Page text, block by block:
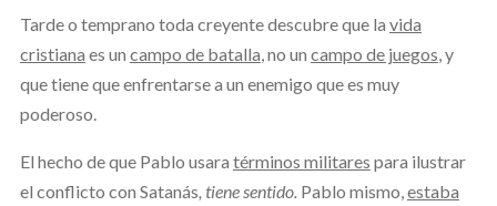
Tarde o temprano toda creyente descubre que la vida
cristiana es un campo de batalla, no un campo de juegos, y
que tiene que enfrentarse a un enemigo que es muy
poderoso.
El hecho de que Pablo usara términos militares para ilustrar
el conflicto con Satanás, tiene sentido. Pablo mismo,estaba